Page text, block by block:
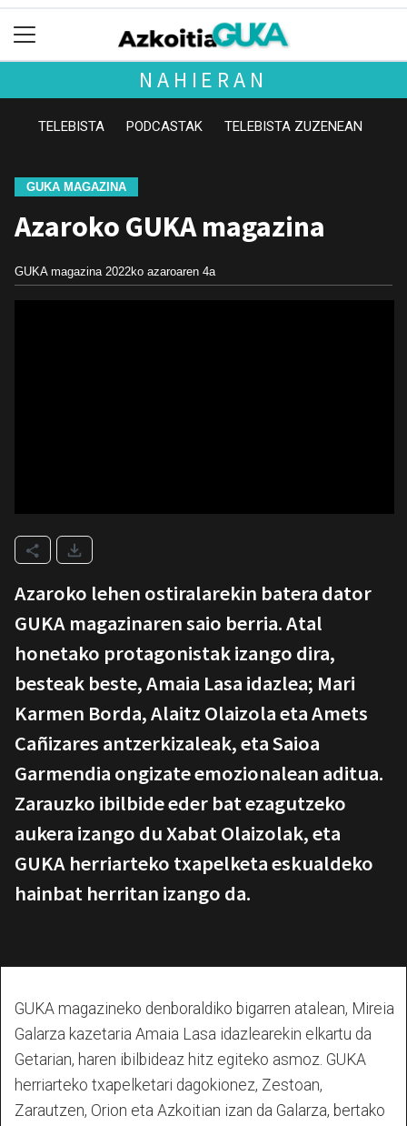
NAHIERAN
TELEBISTA PODCASTAK TELEBISTA ZUZENEAN
GUKA MAGAZINA
Azaroko GUKA magazina
GUKA magazina 2022ko azaroaren 4a
Azaroko lehen ostiralarekin batera dator
GUKA magazinaren saio berria. Atal
honetako protagonistak izango dira,
besteak beste, Amaia Lasa idazlea; Mari
Karmen Borda, Alaitz Olaizola eta Amets
Cañizares antzerkizaleak, eta Saioa
Garmendia ongizate emozionalean aditua.
Zarauzko ibilbide eder bat ezagutzeko
aukera izango du Xabat Olaizolak, eta
GUKA herriarteko txapelketa eskualdeko
hainbat herritan izango da.
GUKA magazineko denboraldiko bigarren atalean, Mireia
Galarza kazetaria Amaia Lasa idazlearekin elkartu da
Getarian, haren ibilbideaz hitz egiteko asmoz. GUKA
herriarteko txapelketari dagokionez, Zestoan,
Zarautzen, Orion eta Azkoitian izan da Galarza, bertako